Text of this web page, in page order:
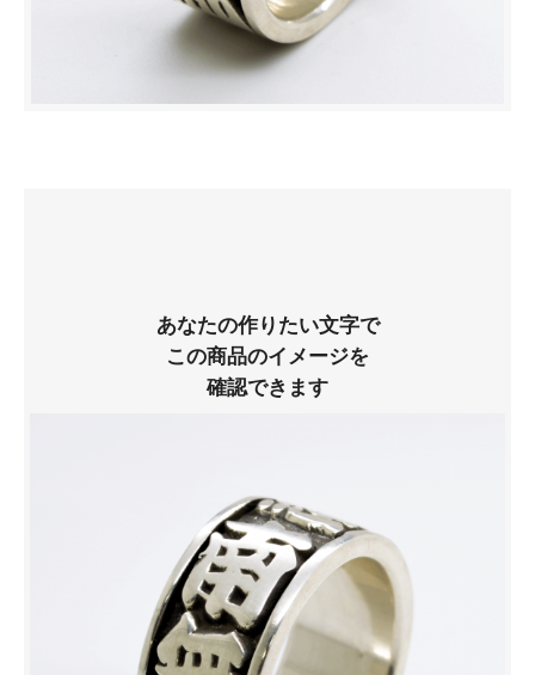
あなたの作りたい文字で
この商品のイメージを
確認できます